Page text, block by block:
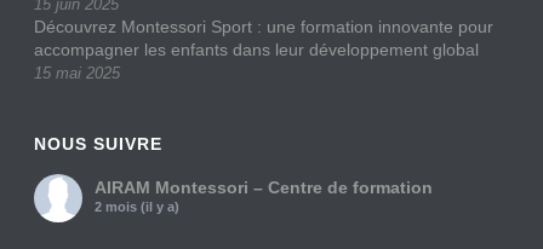
15 juin 2025
Découvrez Montessori Sport : une formation innovante pour
accompagner les enfants dans leur développement global
15 mai 2025
NOUS SUIVRE
AIRAM Montessori – Centre de formation
2 mois (il y a)